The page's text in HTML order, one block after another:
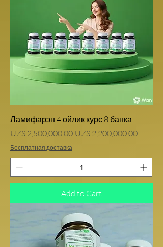
Ламифарэн 4 ойлик курс 8 банка
Regular Price
UZS 2,500,000.00 Sale Price
UZS 2,200,000.00
Бесплатная доставка
Add to Cart